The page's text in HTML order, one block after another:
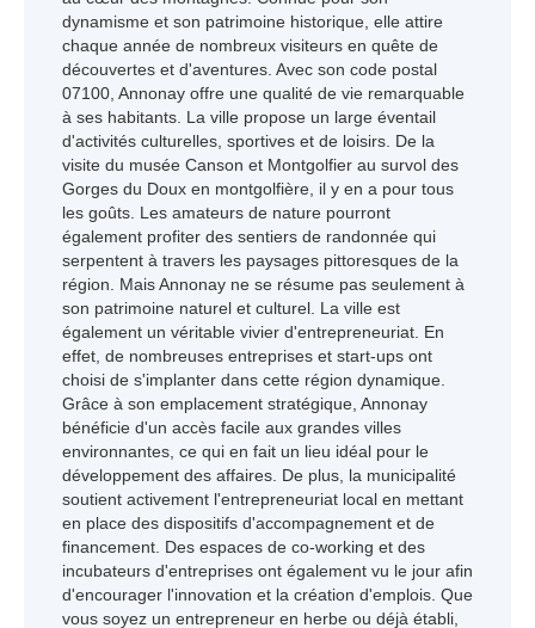
dynamisme et son patrimoine historique, elle attire
chaque année de nombreux visiteurs en quête de
découvertes et d'aventures. Avec son code postal
07100, Annonay offre une qualité de vie remarquable
à ses habitants. La ville propose un large éventail
d'activités culturelles, sportives et de loisirs. De la
visite du musée Canson et Montgolfier au survol des
Gorges du Doux en montgolfière, il y en a pour tous
les goûts. Les amateurs de nature pourront
également profiter des sentiers de randonnée qui
serpentent à travers les paysages pittoresques de la
région. Mais Annonay ne se résume pas seulement à
son patrimoine naturel et culturel. La ville est
également un véritable vivier d'entrepreneuriat. En
effet, de nombreuses entreprises et start-ups ont
choisi de s'implanter dans cette région dynamique.
Grâce à son emplacement stratégique, Annonay
bénéficie d'un accès facile aux grandes villes
environnantes, ce qui en fait un lieu idéal pour le
développement des affaires. De plus, la municipalité
soutient activement l'entrepreneuriat local en mettant
en place des dispositifs d'accompagnement et de
financement. Des espaces de co-working et des
incubateurs d'entreprises ont également vu le jour afin
d'encourager l'innovation et la création d'emplois. Que
vous soyez un entrepreneur en herbe ou déjà établi,